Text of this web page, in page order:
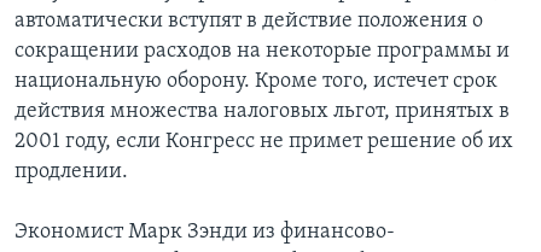
автоматически вступят в действие положения о
сокращении расходов на некоторые программы и
национальную оборону. Кроме того, истечет срок
действия множества налоговых льгот, принятых в
2001 году, если Конгресс не примет решение об их
продлении.
Экономист Марк Зэнди из финансово-